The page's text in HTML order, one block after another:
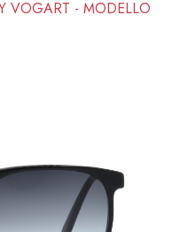
VOGART - MODELLO